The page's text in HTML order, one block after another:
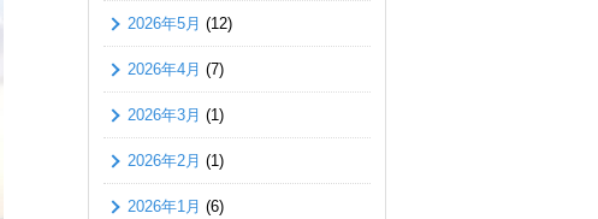
2026年5月 (12)
2026年4月 (7)
2026年3月 (1)
2026年2月 (1)
2026年1月 (6)